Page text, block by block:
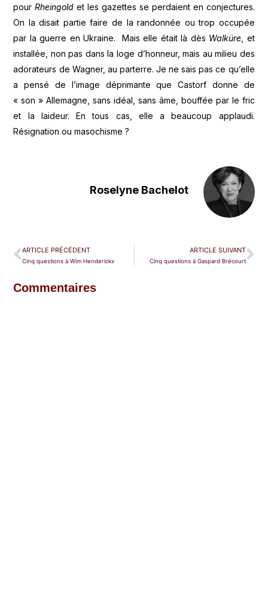
pourRheingold et les gazettes se perdaient en conjectures.
On la disait partie faire de la randonnée ou trop occupée
par la guerre en Ukraine. Mais elle était là dès Walküre, et
installée, non pas dans la loge d’honneur, mais au milieu des
adorateurs de Wagner, au parterre. Je ne sais pas ce qu’elle
a pensé de l’image déprimante que Castorf donne de
« son » Allemagne, sans idéal, sans âme, bouffée par le fric
et la laideur. En tous cas, elle a beaucoup applaudi.
Résignation ou masochisme ?
Roselyne Bachelot
ARTICLE PRÉCÉDENT
Cinq questions à Wim Henderickx
ARTICLE SUIVANT
Cinq questions à Gaspard Brécourt
Commentaires